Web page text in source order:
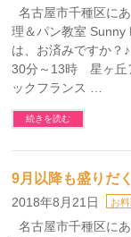
名古屋市千種区に
理＆パン教室 Sunny
は、お済みですか
30分～13時 星ヶ丘
ックフランス …
続きを読む
9月以降も盛りだ
2018年8月21日 お
名古屋市千種区に